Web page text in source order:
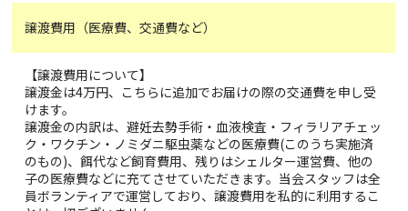
譲渡費用（医療費、交通費など）
【譲渡費用について】
譲渡金は4万円、こちらに追加でお届けの際の交通費を申し受
けます。
譲渡金の内訳は、避妊去勢手術・血液検査・フィラリアチェッ
ク・ワクチン・ノミダニ駆虫薬などの医療費(このうち実施済
のもの)、餌代など飼育費用、残りはシェルター運営費、他の
子の医療費などに充てさせていただきます。当会スタッフは全
員ボランティアで運営しており、譲渡費用を私的に利用するこ